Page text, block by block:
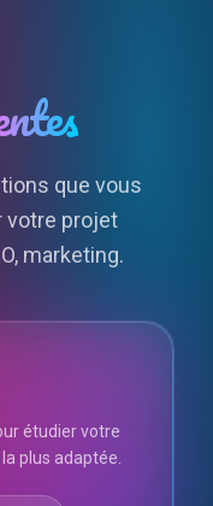
votre projet
marketing.
étudier votre
plus adaptée.